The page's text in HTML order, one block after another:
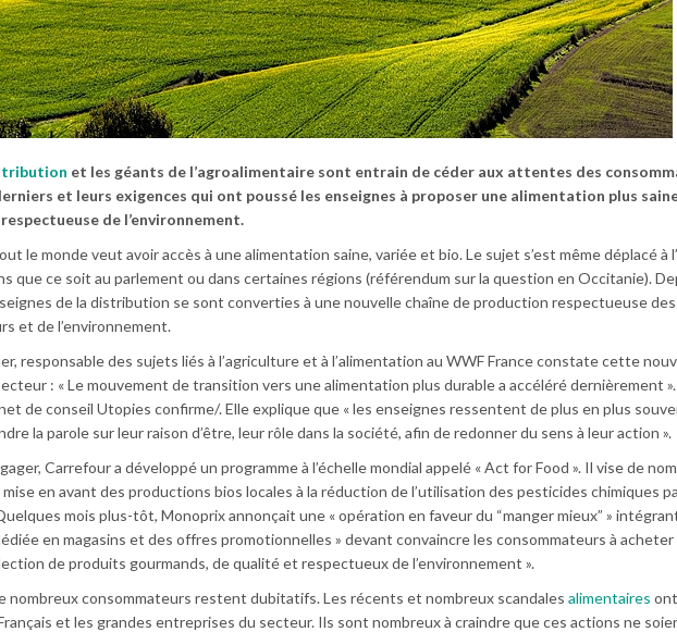
et les géants de l’agroalimentaire sont entrain de céder aux attentes des
et leurs exigences qui ont poussé les enseignes à proposer une alimentation plus
de l’environnement.
le monde veut avoir accès à une alimentation saine, variée et bio. Le sujet s’est même déplacé à
que ce soit au parlement ou dans certaines régions (référendum sur la question en Occitanie).
de la distribution se sont converties à une nouvelle chaîne de production respectueuse des
et de l’environnement.
responsable des sujets liés à l’agriculture et à l’alimentation au WWF France constate cette
: « Le mouvement de transition vers une alimentation plus durable a accéléré dernièrement
de conseil Utopies confirme/. Elle explique que « les enseignes ressentent de plus en plus
la parole sur leur raison d’être, leur rôle dans la société, afin de redonner du sens à leur action ».
Carrefour a développé un programme à l’échelle mondial appelé « Act for Food ». Il vise de
en avant des productions bios locales à la réduction de l’utilisation des pesticides chimiques
mois plus-tôt, Monoprix annonçait une « opération en faveur du “manger mieux” »
en magasins et des offres promotionnelles » devant convaincre les consommateurs à acheter
de produits gourmands, de qualité et respectueux de l’environnement ».
nombreux consommateurs restent dubitatifs. Les récents et nombreux scandales alimentaires
et les grandes entreprises du secteur. Ils sont nombreux à craindre que ces actions ne